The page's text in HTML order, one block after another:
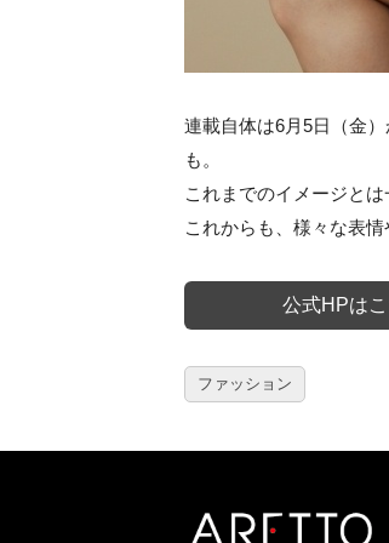
連載自体は6月5日（金
も。
これまでのイメージと
これからも、様々な表
公式HPは
ファッション